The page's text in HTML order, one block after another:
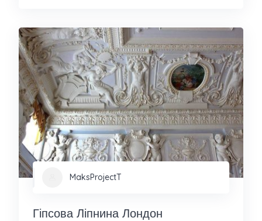
MaksProjectT
Гіпсова Ліпнина Лондон